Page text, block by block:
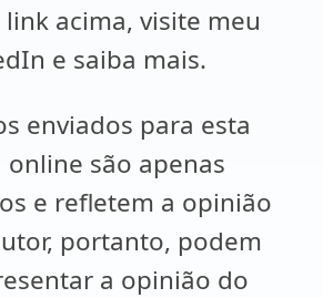
acima, visite meu
e saiba mais.
enviados para esta
online são apenas
e refletem a opinião
portanto, podem
a opinião do